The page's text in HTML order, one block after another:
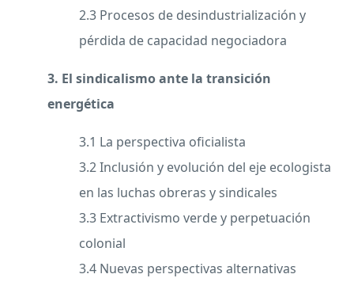
2.3 Procesos de desindustrialización y
pérdida de capacidad negociadora
3. El sindicalismo ante la transición
energética
3.1 La perspectiva oficialista
3.2 Inclusión y evolución del eje ecologista
en las luchas obreras y sindicales
3.3 Extractivismo verde y perpetuación
colonial
3.4 Nuevas perspectivas alternativas